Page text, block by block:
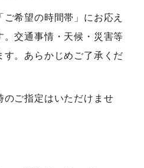
希望の時間帯」にお応え
。交通事情・天候・災害等
す。あらかじめご了承くだ
のご指定はいただけませ